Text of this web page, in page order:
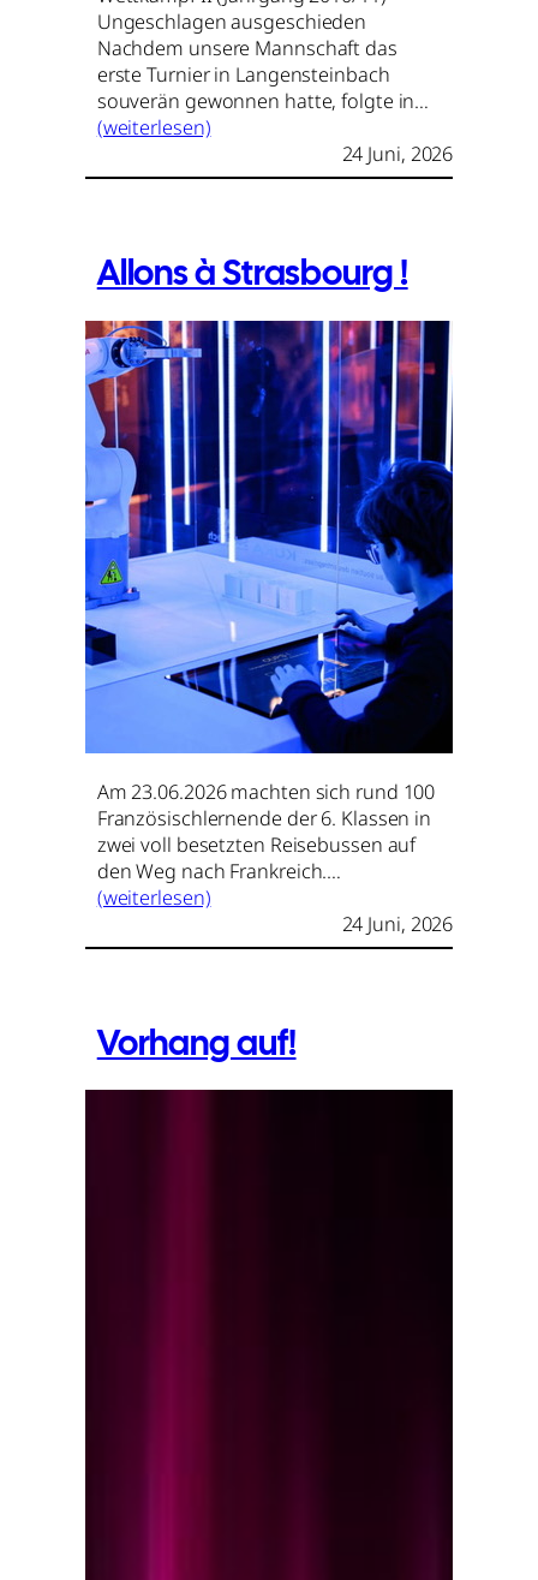
Ungeschlagen ausgeschieden
Nachdem unsere Mannschaft das
erste Turnier in Langensteinbach
souverän gewonnen hatte, folgte in…
(weiterlesen)
24 Juni, 2026
Allons à Strasbourg !
Am 23.06.2026 machten sich rund 100
Französischlernende der 6. Klassen in
zwei voll besetzten Reisebussen auf
den Weg nach Frankreich.…
(weiterlesen)
24 Juni, 2026
Vorhang auf!